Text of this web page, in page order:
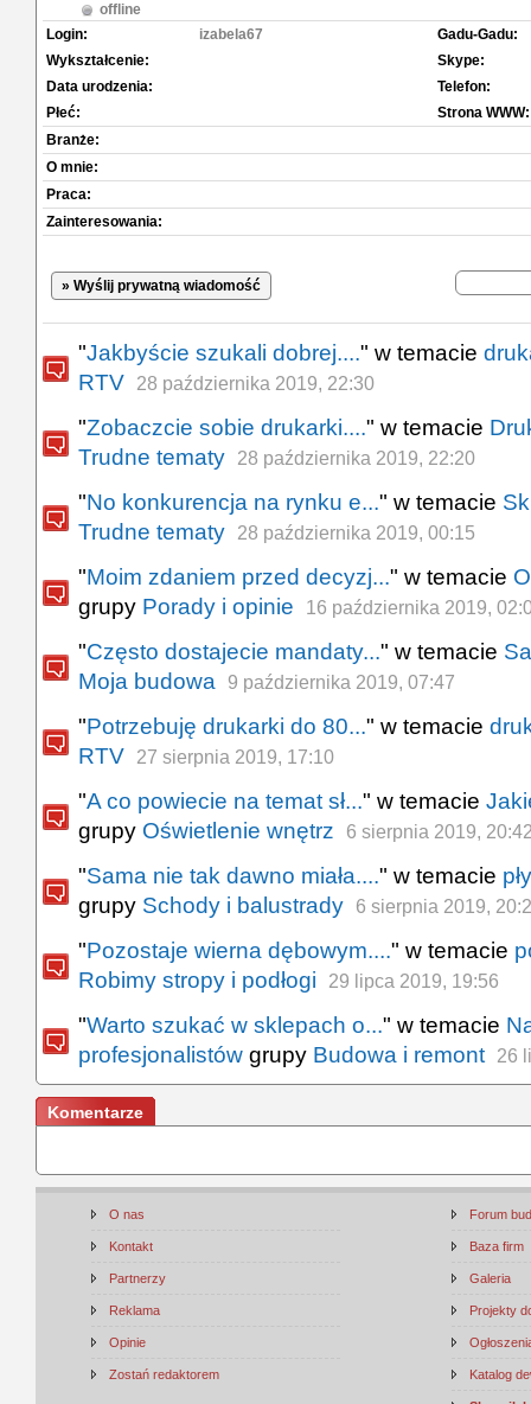
offline
Login:
izabela67
Wykształcenie:
Data urodzenia:
Płeć:
Gadu-Gadu:
Skype:
Telefon:
Strona WWW:
Branże:
O mnie:
Praca:
Zainteresowania:
» Wyślij prywatną wiadomość
"Jakbyście szukali dobrej...." w temacie
RTV
28 października 2019, 22:30
"Zobaczcie sobie drukarki...." w temacie
Trudne tematy
28 października 2019, 22:20
"No konkurencja na rynku e..." w temacie
Trudne tematy
28 października 2019, 00:15
"Moim zdaniem przed decyzj..." w temacie
grupy Porady i opinie 16 października 2019,
"Często dostajecie mandaty..." w temacie
Moja budowa
9 października 2019, 07:47
"Potrzebuję drukarki do 80..." w temacie
RTV
27 sierpnia 2019, 17:10
"A co powiecie na temat sł..." w temacie
grupy Oświetlenie wnętrz 6 sierpnia 2019,
"Sama nie tak dawno miała...." w temacie
grupy Schody i balustrady 6 sierpnia 2019,
"Pozostaje wierna dębowym...." w temacie
Robimy stropy i podłogi
29 lipca 2019, 19:56
"Warto szukać w sklepach o..." w temacie
profesjonalistów grupy Budowa i remont 26
Komentarze
O nas
Kontakt
Partnerzy
Reklama
Opinie
Zostań redaktorem
Forum
Baza firm
Galeria
Projekty
Katalog